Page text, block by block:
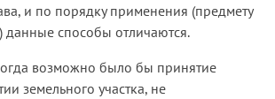
и по порядку применения (предмету
способы отличаются.
возможно было бы принятие
земельного участка, не